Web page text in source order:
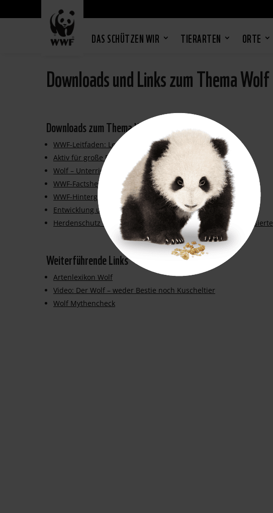
DAS SCHÜTZEN WIR TIERARTEN ORTE
Downloads und Links zum Thema Wolf
Downloads zum Thema Wolf
WWF-Leitfaden: Lernen, mit dem Wolf zu leben (2019)
Aktiv für große Beutegreifer
Wolf – Unterrichtsmaterial
WWF-Factsheet Wolf
WWF-Hintergrundinfo Biologie Wolf
Entwicklung und aktueller Status des Wolfs
Herdenschutz – Basisinformation für Tierhalter und Interessierte
Weiterführende Links
Artenlexikon Wolf
Video: Der Wolf – weder Bestie noch Kuscheltier
Wolf Mythencheck